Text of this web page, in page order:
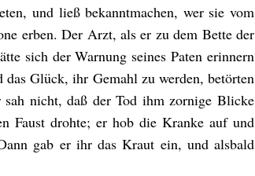
und ließ bekanntmachen, wer sie vom
erben. Der Arzt, als er zu dem Bette der
sich der Warnung seines Paten erinnern
Glück, ihr Gemahl zu werden, betörten
nicht, daß der Tod ihm zornige Blicke
Faust drohte; er hob die Kranke auf und
gab er ihr das Kraut ein, und alsbald